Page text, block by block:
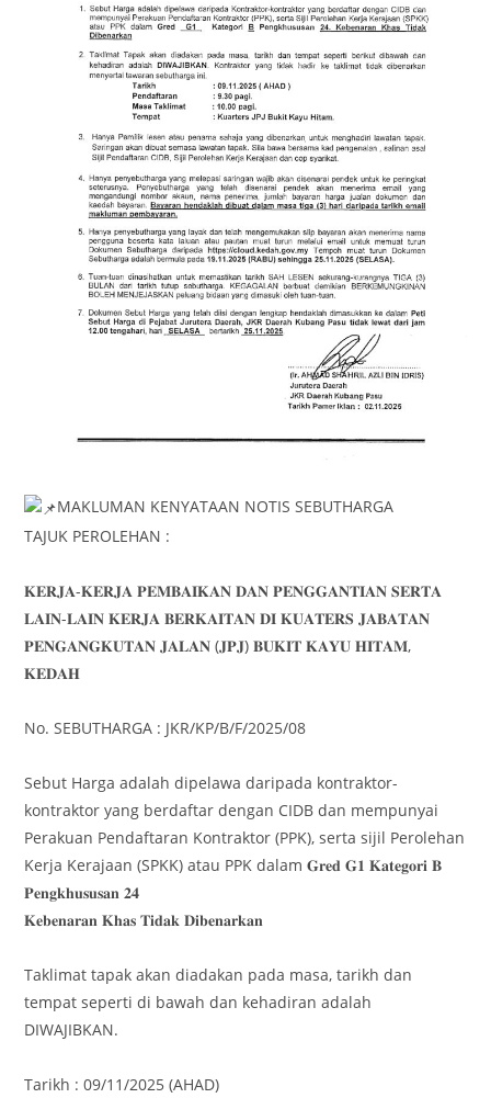
MAKLUMAN KENYATAAN NOTIS SEBUTHARGA
TAJUK PEROLEHAN :
𝐊𝐄𝐑𝐉𝐀-𝐊𝐄𝐑𝐉𝐀 𝐏𝐄𝐌𝐁𝐀𝐈𝐊𝐀𝐍 𝐃𝐀𝐍 𝐏𝐄𝐍𝐆𝐆𝐀𝐍𝐓𝐈𝐀𝐍 𝐒𝐄𝐑𝐓𝐀
𝐋𝐀𝐈𝐍-𝐋𝐀𝐈𝐍 𝐊𝐄𝐑𝐉𝐀 𝐁𝐄𝐑𝐊𝐀𝐈𝐓𝐀𝐍 𝐃𝐈 𝐊𝐔𝐀𝐓𝐄𝐑𝐒 𝐉𝐀𝐁𝐀𝐓𝐀𝐍
𝐏𝐄𝐍𝐆𝐀𝐍𝐆𝐊𝐔𝐓𝐀𝐍 𝐉𝐀𝐋𝐀𝐍 (𝐉𝐏𝐉) 𝐁𝐔𝐊𝐈𝐓 𝐊𝐀𝐘𝐔 𝐇𝐈𝐓𝐀𝐌,
𝐊𝐄𝐃𝐀𝐇
No. SEBUTHARGA : JKR/KP/B/F/2025/08
Sebut Harga adalah dipelawa daripada kontraktor-
kontraktor yang berdaftar dengan CIDB dan mempunyai
Perakuan Pendaftaran Kontraktor (PPK), serta sijil Perolehan
Kerja Kerajaan (SPKK) atau PPK dalam 𝐆𝐫𝐞𝐝 𝐆𝟏 𝐊𝐚𝐭𝐞𝐠𝐨𝐫𝐢 𝐁
𝐏𝐞𝐧𝐠𝐤𝐡𝐮𝐬𝐮𝐬𝐚𝐧 𝟐𝟒
𝐊𝐞𝐛𝐞𝐧𝐚𝐫𝐚𝐧 𝐊𝐡𝐚𝐬 𝐓𝐢𝐝𝐚𝐤 𝐃𝐢𝐛𝐞𝐧𝐚𝐫𝐤𝐚𝐧
Taklimat tapak akan diadakan pada masa, tarikh dan
tempat seperti di bawah dan kehadiran adalah
DIWAJIBKAN.
Tarikh : 09/11/2025 (AHAD)